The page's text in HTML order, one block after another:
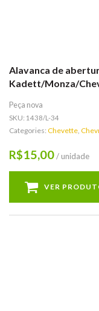
Alavanca de
Kadett/Monza/
Peça nova
SKU: 1438/L-34
Categories: Chevette,
R$15,00/ unidade
VER